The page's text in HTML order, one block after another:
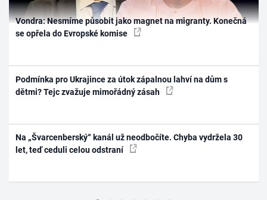
Vondra: Nesmíme působit jako magnet na migranty. Konečná
se opřela do Evropské komise
Podmínka pro Ukrajince za útok zápalnou lahví na dům s
dětmi? Tejc zvažuje mimořádný zásah
Na „Švarcenberský“ kanál už neodbočíte. Chyba vydržela 30
let, teď ceduli celou odstraní